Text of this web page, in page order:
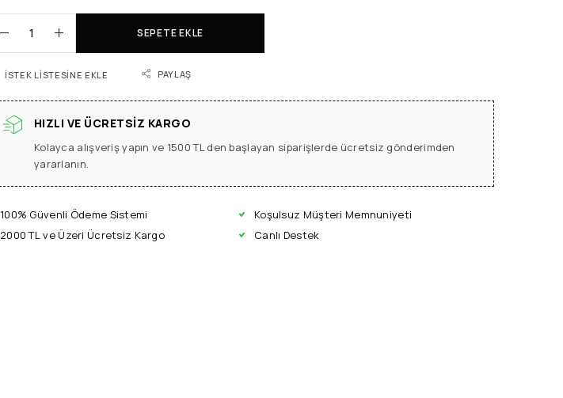
SEPETE EKLE
İSTEK LISTESINE EKLE PAYLAŞ
HIZLI VE ÜCRETSIZ KARGO
Kolayca alışveriş yapın ve 1500 TL den başlayan siparişlerde ücretsiz gönderimden
yararlanın.
100% Güvenli Ödeme Sistemi
2000 TL ve Üzeri Ücretsiz Kargo
Koşulsuz Müşteri Memnuniyeti
Canlı Destek